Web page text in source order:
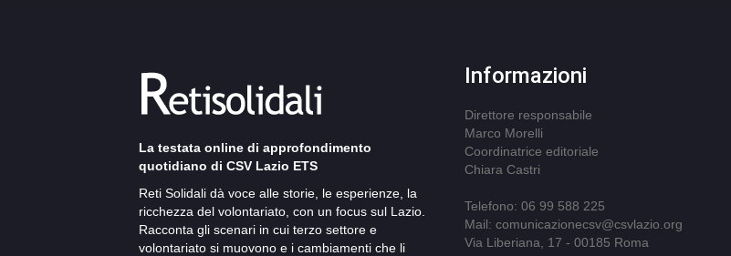
La testata online di approfondimento
quotidiano di CSV Lazio ETS
Reti Solidali dà voce alle storie, le esperienze, la
ricchezza del volontariato, con un focus sul Lazio.
Racconta gli scenari in cui terzo settore e
volontariato si muovono e i cambiamenti che li
Informazioni
Direttore responsabile
Marco Morelli
Coordinatrice editoriale
Chiara Castri
Telefono: 06 99 588 225
Mail: comunicazionecsv@csvlazio.org
Via Liberiana, 17 - 00185 Roma